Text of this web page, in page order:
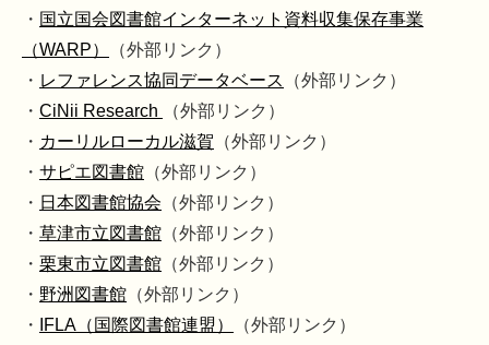
・ 国立国会図書館インターネット資料収集保存事業
（WARP）
（外部リンク）
・ レファレンス協同データベース
（外部リンク）
・ CiNii Research
（外部リンク）
・ カーリルローカル滋賀 （外部リンク）
・ サピエ図書館 （外部リンク）
・ 日本図書館協会 （外部リンク）
・ 草津市立図書館 （外部リンク）
・ 栗東市立図書館 （外部リンク）
・ 野洲図書館 （外部リンク）
・
IFLA（国際図書館連盟）
（外部リンク）